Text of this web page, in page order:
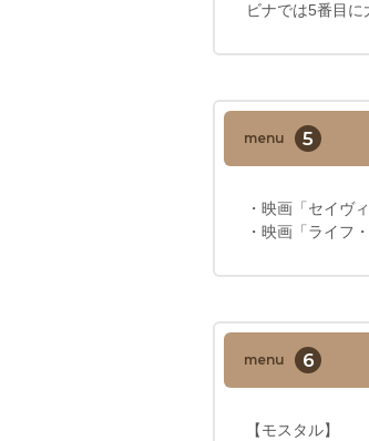
ビナでは5番目に
menu 5
・映画「セイヴ
・映画「ライフ
menu 6
【モスタル】